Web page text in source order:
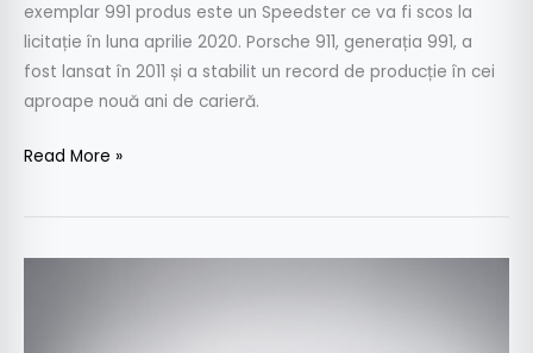
exemplar 991 produs este un Speedster ce va fi scos la
licitație în luna aprilie 2020. Porsche 911, generația 991, a
fost lansat în 2011 și a stabilit un record de producție în cei
aproape nouă ani de carieră.
Read More »